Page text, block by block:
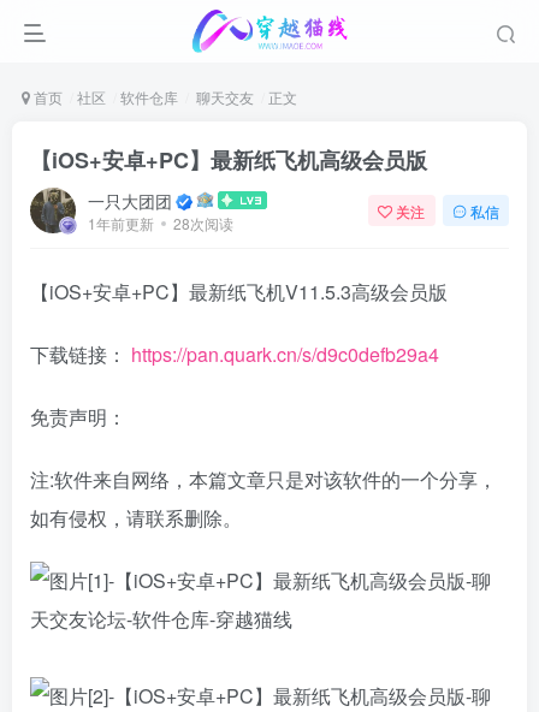
首页 社区 软件仓库 聊天交友 正文
【iOS+安卓+PC】最新纸飞机高级会员版
一只大团团
1年前更新 28次阅读
关注 私信
【iOS+安卓+PC】最新纸飞机V11.5.3高级会员版
下载链接： https://pan.quark.cn/s/d9c0defb29a4
免责声明：
注:软件来自网络，本篇文章只是对该软件的一个分享，
如有侵权，请联系删除。